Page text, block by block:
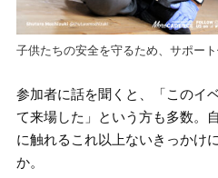
子供たちの安全を守るため、サポー
参加者に話を聞くと、「このイ
て来場した」という方も多数。
に触れるこれ以上ないきっかけ
か。